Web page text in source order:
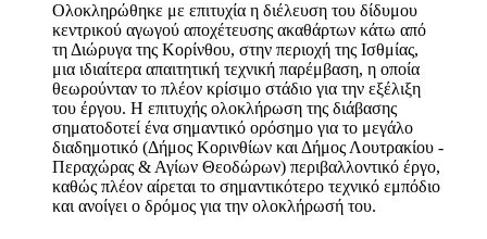
Ολοκληρώθηκε με επιτυχία η διέλευση του δίδυμου
κεντρικού αγωγού αποχέτευσης ακαθάρτων κάτω από
τη Διώρυγα της Κορίνθου, στην περιοχή της Ισθμίας,
μια ιδιαίτερα απαιτητική τεχνική παρέμβαση, η οποία
θεωρούνταν το πλέον κρίσιμο στάδιο για την εξέλιξη
του έργου. Η επιτυχής ολοκλήρωση της διάβασης
σηματοδοτεί ένα σημαντικό ορόσημο για το μεγάλο
διαδημοτικό (Δήμος Κορινθίων και Δήμος Λουτρακίου -
Περαχώρας & Αγίων Θεοδώρων) περιβαλλοντικό έργο,
καθώς πλέον αίρεται το σημαντικότερο τεχνικό εμπόδιο
και ανοίγει ο δρόμος για την ολοκλήρωσή του.